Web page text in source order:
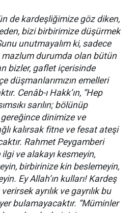
de kardeşliğimize göz diken,
bizi birbirimize düşürmek
unutmayalım ki, sadece
mazlum durumda olan bütün
bizler, gaflet içerisinde
düşmanlarımızın emelleri
Cenâb-ı Hakk’ın, “Hep
sarılın; bölünüp
dinimize ve
kalırsak fitne ve fesat ateşi
Rahmet Peygamberi
ve alakayı kesmeyin,
birbirinize kin beslemeyin,
Ey Allah’ın kulları! Kardeş
ayrılık ve gayrılık bu
bulamayacaktır. “Müminler